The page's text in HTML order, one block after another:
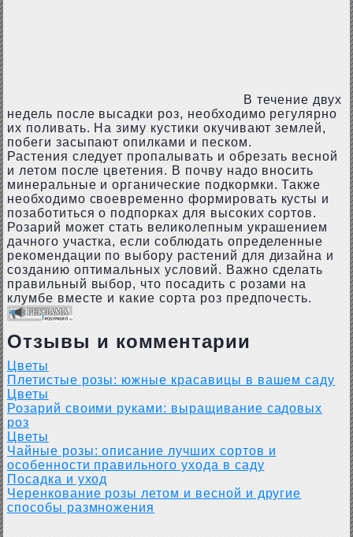
В течение двух
недель после высадки роз, необходимо регулярно
их поливать. На зиму кустики окучивают землей,
побеги засыпают опилками и песком.
Растения следует пропалывать и обрезать весной
и летом после цветения. В почву надо вносить
минеральные и органические подкормки. Также
необходимо своевременно формировать кусты и
позаботиться о подпорках для высоких сортов.
Розарий может стать великолепным украшением
дачного участка, если соблюдать определенные
рекомендации по выбору растений для дизайна и
созданию оптимальных условий. Важно сделать
правильный выбор, что посадить с розами на
клумбе вместе и какие сорта роз предпочесть.
Отзывы и комментарии
Цветы
Плетистые розы: южные красавицы в вашем саду
Цветы
Розарий своими руками: выращивание садовых
роз
Цветы
Чайные розы: описание лучших сортов и
особенности правильного ухода в саду
Посадка и уход
Черенкование розы летом и весной и другие
способы размножения